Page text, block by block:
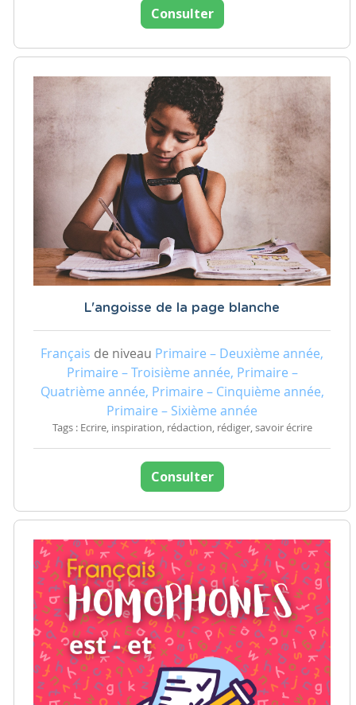
Consulter
L'angoisse de la page blanche
Français de niveau Primaire – Deuxième année,
Primaire – Troisième année, Primaire –
Quatrième année, Primaire – Cinquième année,
Primaire – Sixième année
Tags : Ecrire, inspiration, rédaction, rédiger, savoir écrire
Consulter